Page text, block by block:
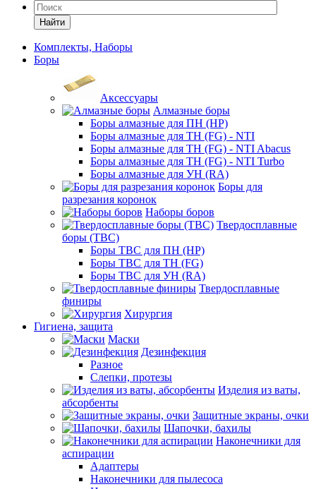
Найти
Комплекты, Наборы
Боры
Аксессуары
Алмазные боры
Боры алмазные для ПН (HP)
Боры алмазные для ТН (FG) - NTI
Боры алмазные для ТН (FG) - NTI Abacus
Боры алмазные для ТН (FG) - NTI Turbo
Боры алмазные для УН (RA)
Боры для
разрезания коронок
Наборы боров
Твердосплавные
боры (ТВС)
Боры ТВС для ПН (HP)
Боры ТВС для ТН (FG)
Боры ТВС для УН (RA)
Твердосплавные
финиры
Хирургия
Гигиена, защита
Маски
Дезинфекция
Разное
Слепки, протезы
Изделия из ваты,
абсорбенты
Защитные экраны, очки
Шапочки, бахилы
Наконечники для
аспирации
Адаптеры
Наконечники для пылесоса